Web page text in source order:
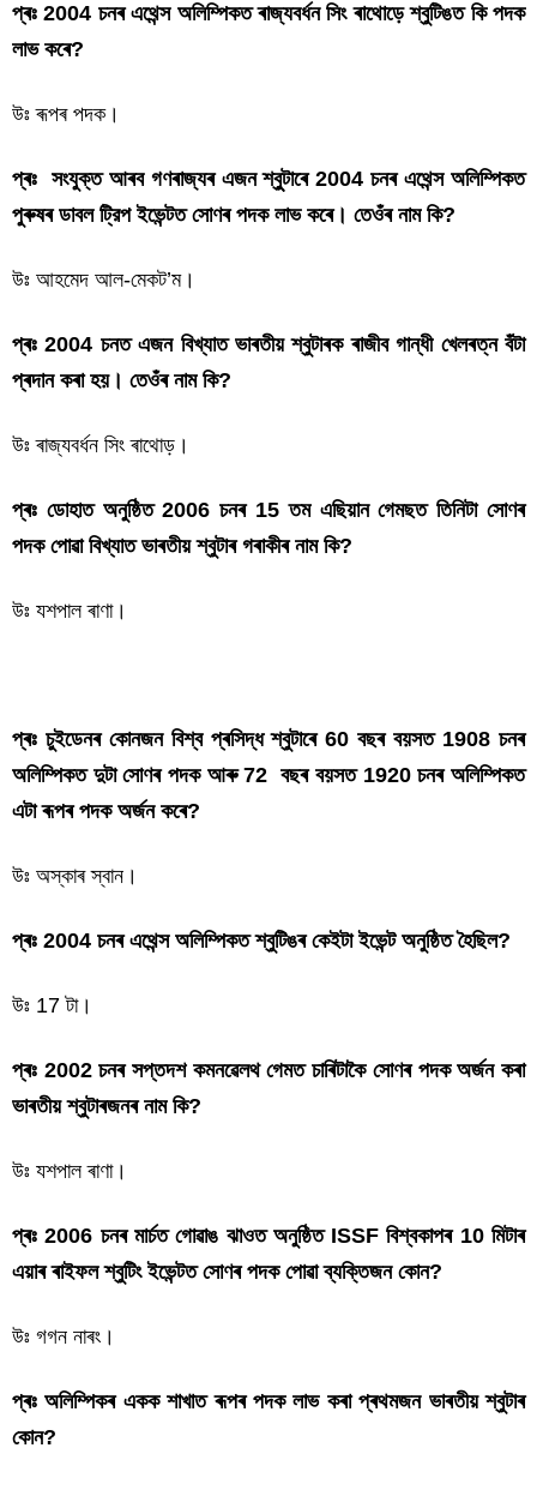
প্ৰঃ 2004 চনৰ এথেন্স অলিম্পিকত ৰাজ্যবৰ্ধন সিং ৰাথোড়ে শ্বুটিঙত কি পদক
লাভ কৰে?
উঃ ৰূপৰ পদক।
প্ৰঃ সংযুক্ত আৰব গণৰাজ্যৰ এজন শ্বুুটাৰে 2004 চনৰ এথেন্স অলিম্পিকত
পুৰুষৰ ডাবল ট্রিপ ইভেন্টত সোণৰ পদক লাভ কৰে। তেওঁৰ নাম কি?
উঃ আহমেদ আল-মেকট’ম।
প্ৰঃ 2004 চনত এজন বিখ্যাত ভাৰতীয় শ্বুটাৰক ৰাজীব গান্ধী খেলৰত্ন বঁটা
প্ৰদান কৰা হয়। তেওঁৰ নাম কি?
উঃ ৰাজ্যবৰ্ধন সিং ৰাথোড়।
প্ৰঃ ডোহাত অনুষ্ঠিত 2006 চনৰ 15 তম এছিয়ান গেমছত তিনিটা সোণৰ
পদক পোৱা বিখ্যাত ভাৰতীয় শ্বুটাৰ গৰাকীৰ নাম কি?
উঃ যশপাল ৰাণা।
প্ৰঃ চুইডেনৰ কোনজন বিশ্ব প্ৰসিদ্ধ শ্বুটাৰে 60 বছৰ বয়সত 1908 চনৰ
অলিম্পিকত দুটা সোণৰ পদক আৰু 72 বছৰ বয়সত 1920 চনৰ অলিম্পিকত
এটা ৰূপৰ পদক অৰ্জন কৰে?
উঃ অস্কাৰ স্বান।
প্ৰঃ 2004 চনৰ এথেন্স অলিম্পিকত শ্বুটিঙৰ কেইটা ইভেন্ট অনুষ্ঠিত হৈছিল?
উঃ 17 টা।
প্ৰঃ 2002 চনৰ সপ্তদশ কমনৱেলথ গেমত চাৰিটাকৈ সোণৰ পদক অৰ্জন কৰা
ভাৰতীয় শ্বুটাৰজনৰ নাম কি?
উঃ যশপাল ৰাণা।
প্ৰঃ 2006 চনৰ মাৰ্চত গোৱাঙ ঝাওত অনুষ্ঠিত ISSF বিশ্বকাপৰ 10 মিটাৰ
এয়াৰ ৰাইফল শ্বুটিং ইভেন্টত সোণৰ পদক পোৱা ব্যক্তিজন কোন?
উঃ গগন নাৰং।
প্ৰঃ অলিম্পিকৰ একক শাখাত ৰূপৰ পদক লাভ কৰা প্ৰথমজন ভাৰতীয় শ্বুটাৰ
কোন?